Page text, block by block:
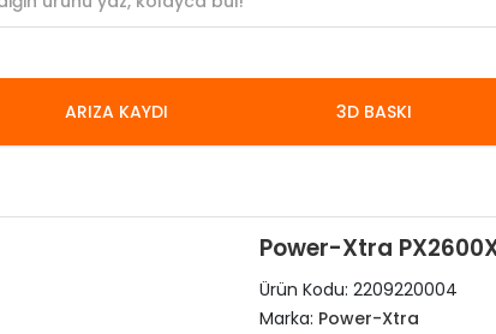
ARIZA KAYDI 3D BASKI
Power-Xtra
Ürün Kodu: 2209220004
Marka: Power-Xtra